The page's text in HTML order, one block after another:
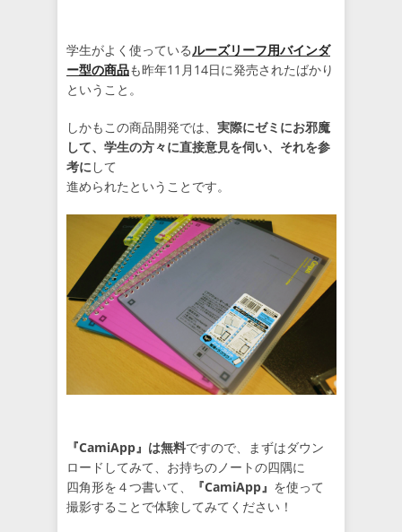
学生がよく使っているルーズリーフ用バインダ
ー型の商品も昨年11月14日に発売されたばかり
ということ。
しかもこの商品開発では、 実際にゼミにお邪魔
して、学生の方々に直接意見を伺い、それを参
考にして
進められたということです。
『CamiApp』は無料ですので、まずはダウン
ロードしてみて、お持ちのノートの四隅に
四角形を４つ書いて、
『CamiApp』 を使って
撮影することで体験してみてください！